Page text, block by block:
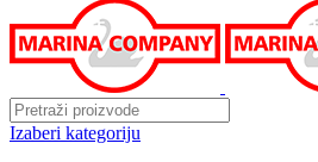
Izaberi kategoriju